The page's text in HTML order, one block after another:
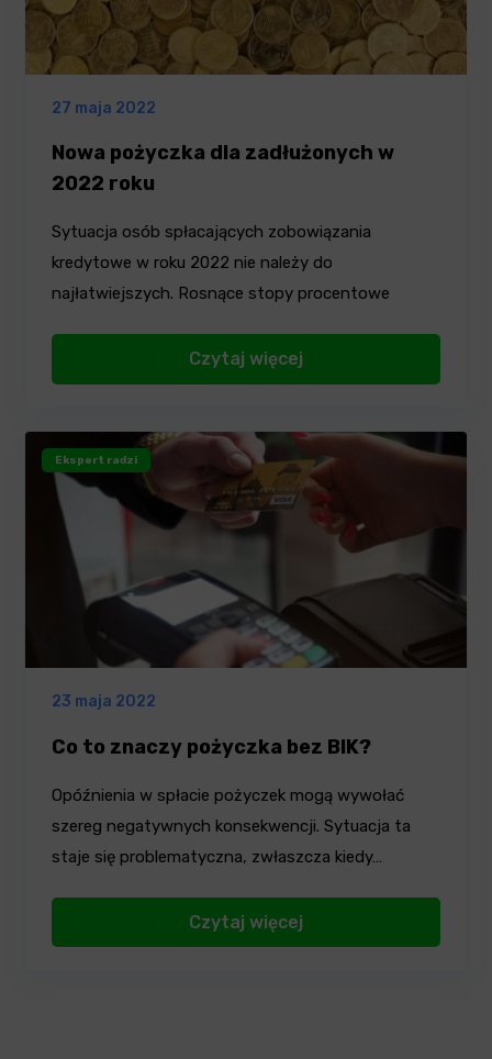
27 maja 2022
Nowa pożyczka dla zadłużonych w
2022 roku
Sytuacja osób spłacających zobowiązania
kredytowe w roku 2022 nie należy do
najłatwiejszych. Rosnące stopy procentowe
Czytaj więcej
Ekspert radzi
23 maja 2022
Co to znaczy pożyczka bez BIK?
Opóźnienia w spłacie pożyczek mogą wywołać
szereg negatywnych konsekwencji. Sytuacja ta
staje się problematyczna, zwłaszcza kiedy…
Czytaj więcej